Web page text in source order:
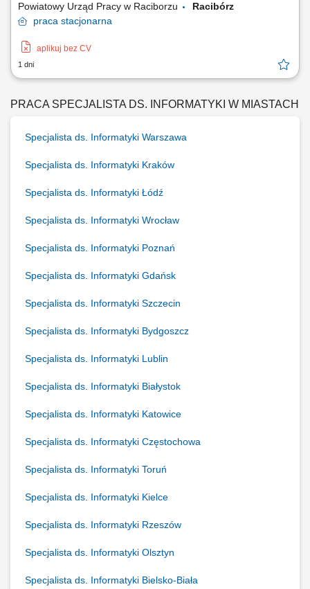
Powiatowy Urząd Pracy w Raciborzu
Racibórz
praca stacjonarna
aplikuj bez CV
1 dni
PRACA SPECJALISTA DS. INFORMATYKI W MIASTACH
Specjalista ds. Informatyki Warszawa
Specjalista ds. Informatyki Kraków
Specjalista ds. Informatyki Łódź
Specjalista ds. Informatyki Wrocław
Specjalista ds. Informatyki Poznań
Specjalista ds. Informatyki Gdańsk
Specjalista ds. Informatyki Szczecin
Specjalista ds. Informatyki Bydgoszcz
Specjalista ds. Informatyki Lublin
Specjalista ds. Informatyki Białystok
Specjalista ds. Informatyki Katowice
Specjalista ds. Informatyki Częstochowa
Specjalista ds. Informatyki Toruń
Specjalista ds. Informatyki Kielce
Specjalista ds. Informatyki Rzeszów
Specjalista ds. Informatyki Olsztyn
Specjalista ds. Informatyki Bielsko-Biała